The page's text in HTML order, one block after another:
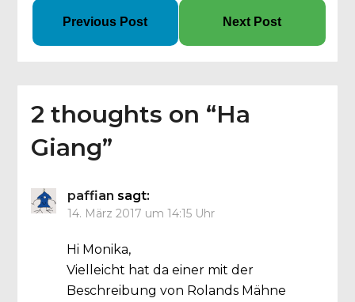
Previous Post Next Post
2 thoughts on “Ha
Giang”
paffian sagt:
14. März 2017 um 14:15 Uhr
Hi Monika,
Vielleicht hat da einer mit der
Beschreibung von Rolands Mähne